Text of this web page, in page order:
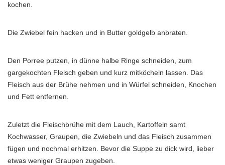
kochen.
Die Zwiebel fein hacken und in Butter goldgelb anbraten.
Den Porree putzen, in dünne halbe Ringe schneiden, zum
gargekochten Fleisch geben und kurz mitköcheln lassen. Das
Fleisch aus der Brühe nehmen und in Würfel schneiden, Knochen
und Fett entfernen.
Zuletzt die Fleischbrühe mit dem Lauch, Kartoffeln samt
Kochwasser, Graupen, die Zwiebeln und das Fleisch zusammen
fügen und nochmal erhitzen. Bevor die Suppe zu dick wird, lieber
etwas weniger Graupen zugeben.